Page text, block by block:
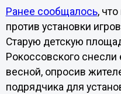
Ранее сообщалось,
против установки
Старую детскую
Рокоссовского снесли
весной, опросив
подрядчика для